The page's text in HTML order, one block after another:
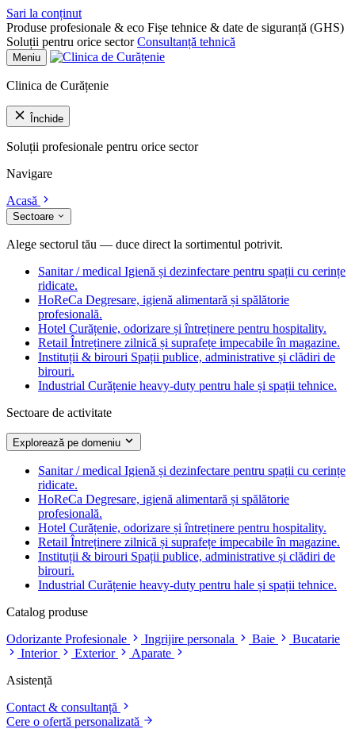
Sari la conținut
Produse profesionale & eco Fișe tehnice & date de siguranță (GHS)
Soluții pentru orice sector Consultanță tehnică
Meniu
Clinica de Curățenie
Închide
Soluții profesionale pentru orice sector
Navigare
Acasă
Sectoare
Alege sectorul tău — duce direct la sortimentul potrivit.
Sanitar / medical Igienă și dezinfectare pentru spații cu cerințe
ridicate.
HoReCa Degresare, igienă alimentară și spălătorie
profesională.
Hotel Curățenie, odorizare și întreținere pentru hospitality.
Retail Întreținere zilnică și suprafețe impecabile în magazine.
Instituții & birouri Spații publice, administrative și clădiri de
birouri.
Industrial Curățenie heavy-duty pentru hale și spații tehnice.
Sectoare de activitate
Explorează pe domeniu
Sanitar / medical Igienă și dezinfectare pentru spații cu cerințe
ridicate.
HoReCa Degresare, igienă alimentară și spălătorie
profesională.
Hotel Curățenie, odorizare și întreținere pentru hospitality.
Retail Întreținere zilnică și suprafețe impecabile în magazine.
Instituții & birouri Spații publice, administrative și clădiri de
birouri.
Industrial Curățenie heavy-duty pentru hale și spații tehnice.
Catalog produse
Odorizante Profesionale
Ingrijire personala Baie
Bucatarie
Interior
Exterior
Aparate
Asistență
Contact & consultanță
Cere o ofertă personalizată